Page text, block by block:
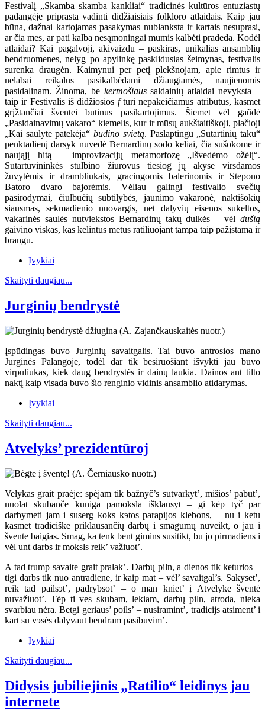
Festivalį „Skamba skamba kankliai“ tradicinės kultūros entuziastų
padangėje priprasta vadinti didžiaisiais folkloro atlaidais. Kaip jau
būna, dažnai kartojamas pasakymas nublanksta ir kartais nesuprasi,
ar čia mes, ar pati kalba nesąmoningai mumis kalbėti pradeda. Kodėl
atlaidai? Kai pagalvoji, akivaizdu – paskiras, unikalias ansamblių
bendruomenes, nelyg po apylinkę pasklidusias šeimynas, festivalis
surenka draugėn. Kaimynui per petį plekšnojam, apie rimtus ir
nelabai reikalus pasikalbėdami džiaugiamės, naujienomis
pasidalinam. Žinoma, be kermošiaussaldainių atlaidai nevyksta –
taip ir Festivalis iš didžiosios fturi nepakeičiamus atributus, kasmet
grįžtančiai šventei būtinus pasikartojimus. Šiemet vėl gaũdė
„Pasidainavimų vakaro“ kiemelis, kur ir mūsų aukštaitiškoji, plačioji
„Kai saulyte patekėja“budino svietą. Paslaptingu „Sutartinių taku“
penktadienį darsyk nuvedė Bernardinų sodo keliai, čia sušokome ir
naująjį hitą – improvizacijų metamorfozę „Išvedėmo ožėlį“.
Sutartuvininkės stulbino žiūrovus tiesiog jų akyse virsdamos
žuvytėmis ir drambliukais, gracingomis balerinomis ir Stepono
Batoro dvaro bajorėmis. Vėliau galingi festivalio svečių
pasirodymai, čiulbučių subtilybės, jaunimo vakaronė, naktišokių
siausmas, sekmadienio nuovargis, net dalyvių eisenos sukeltos,
vakarinės saulės nutviekstos Bernardinų takų dulkės – vėl dūšią
gaivino viskas, kas kelintus metus ratiliuojant tampa taip pažįstama ir
brangu.
Įvykiai
Skaityti daugiau...
Jurginių bendrystė
Įspūdingas buvo Jurginių savaitgalis. Tai buvo antrosios mano
Jurginės Palangoje, todėl dar tik besiruošiant išvykti jau buvo
virpuliukas, kiek daug bendrystės ir dainų laukia. Dainos ant tilto
naktį kaip visada buvo šio renginio vidinis ansamblio atidarymas.
Įvykiai
Skaityti daugiau...
Atvelyks’ prezidentūroj
Velykas grait praėje: spėjam tik bažnyč’s sutvarkyt’, mišios’ pabūt’,
nuolat skubanče kuniga pamoksla išklausyt – gi kėp tyč par
darbymeti jam i suserg koks kэtos parapijos klebons, – nu i ketu
kasmet tradiciške priklausančių darbų i smagumų nuveikt, o jau i
švente baigias. Smag, ka tenk bent gimins susitikt, bu jo pirmadiens i
vėl unt darbs ir moksls reik’ važiuot’.
A tad trump savaite grait pralak’. Darbų piln, a dienos tik keturios –
tigi darbs tik nuo antradiene, ir kaip mat – vėl’ savaitgal’s. Sakyset’,
reik tad pailsэt’, padrybsot’ – o man kniet’ į Atvelyke šventė
nuvažiuot’. Tėp ti ves skubam, lekiam, darbų piln, atroda, nieka
svarbiau nėra. Betgi geriaus’ poils’ – nusiramint’, tradicijs atsiment’ i
kart su vэsės dalyvaut bendram pasibuvim’.
Įvykiai
Skaityti daugiau...
Didysis jubiliejinis „Ratilio“ leidinys jau
internete